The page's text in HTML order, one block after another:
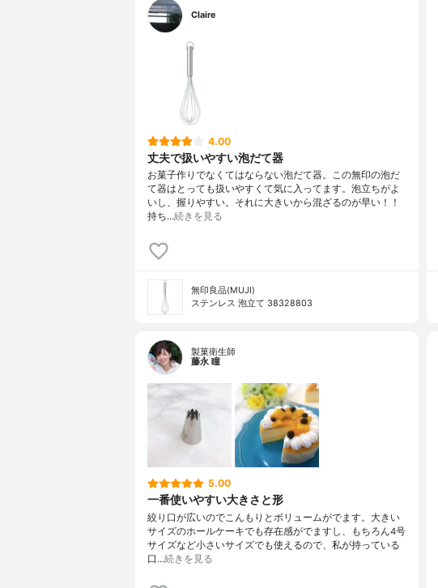
Claire
4.00
丈夫で扱いやすい泡だて器
お菓子作りでなくてはならない泡だて器。この無印の泡だ
て器はとっても扱いやすくて気に入ってます。泡立ちがよ
いし、握りやすい。それに大きいから混ざるのが早い！！
持ち…続きを見る
無印良品(MUJI)
ステンレス 泡立て 38328803
製菓衛生師
藤永 瞳
5.00
一番使いやすい大きさと形
絞り口が広いのでこんもりとボリュームがでます。大きい
サイズのホールケーキでも存在感がでますし、もちろん4号
サイズなど小さいサイズでも使えるので、私が持っている
口…続きを見る